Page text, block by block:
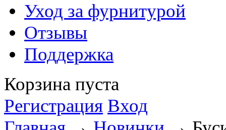
Уход за фурнитурой
Отзывы
Поддержка
Корзина пуста
Регистрация Вход